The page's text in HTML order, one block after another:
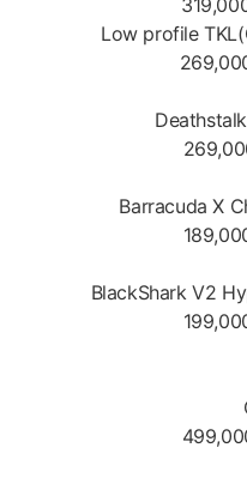
Low profile
Barracuda X
BlackShark V2